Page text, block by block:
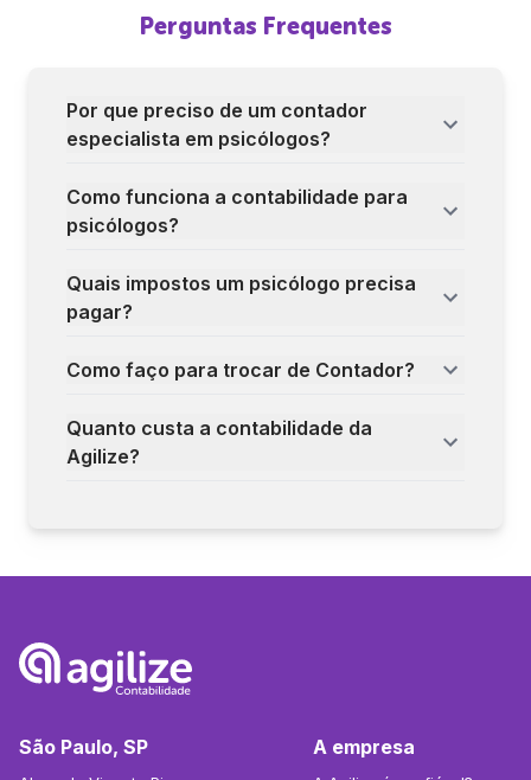
Perguntas Frequentes
Por que preciso de um contador
especialista em psicólogos?
Como funciona a contabilidade para
psicólogos?
Quais impostos um psicólogo precisa
pagar?
Como faço para trocar de Contador?
Quanto custa a contabilidade da
Agilize?
São Paulo, SP A empresa